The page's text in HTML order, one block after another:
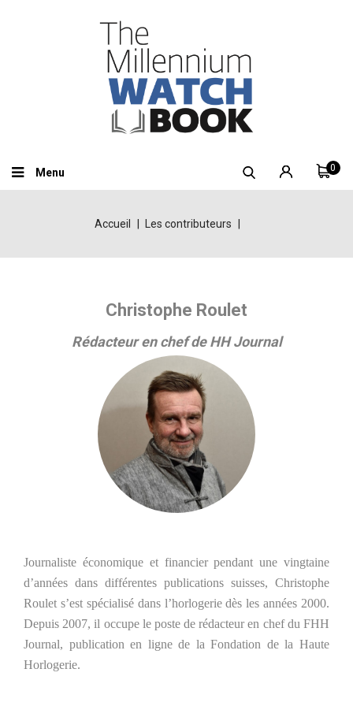
0
Menu
Accueil Les contributeurs
Christophe Roulet
Rédacteur en chef de HH Journal
Journaliste économique et financier pendant une vingtaine
d’années dans différentes publications suisses, Christophe
Roulet s’est spécialisé dans l’horlogerie dès les années 2000.
Depuis 2007, il occupe le poste de rédacteur en chef du FHH
Journal, publication en ligne de la Fondation de la Haute
Horlogerie.